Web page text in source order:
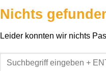
Nichts
Leider konnten wir nichts